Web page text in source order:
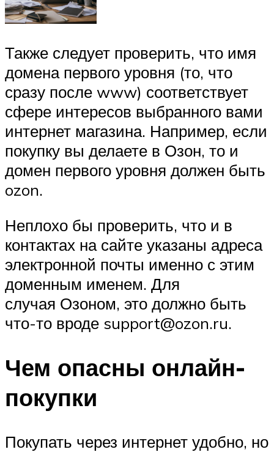
Также следует проверить, что имя
домена первого уровня (то, что
сразу после www) соответствует
сфере интересов выбранного вами
интернет магазина. Например, если
покупку вы делаете в Озон, то и
домен первого уровня должен быть
ozon.
Неплохо бы проверить, что и в
контактах на сайте указаны адреса
электронной почты именно с этим
доменным именем. Для
случая Озоном, это должно быть
что-то вроде support@ozon.ru.
Чем опасны онлайн-
покупки
Покупать через интернет удобно, но